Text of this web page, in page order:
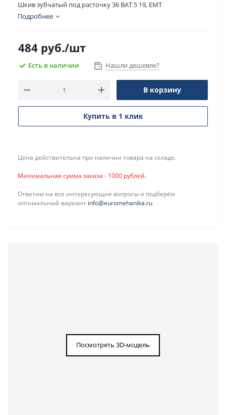
Шкив зубчатый под расточку 36 BAT 5 19, EMT
Подробнее
484 руб./шт
Есть в наличии Нашли дешевле?
В корзину
Купить в 1 клик
Цена действительна при наличии товара на складе.
Минимальная сумма заказа - 1000 рублей.
Ответим на все интересующие вопросы и подберём
оптимальный вариант info@euromehanika.ru
Посмотреть 3D-модель